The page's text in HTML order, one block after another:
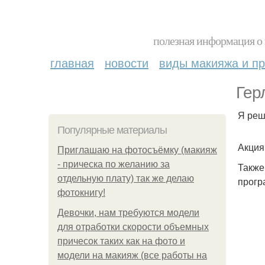
полезная информация
главная новости виды макияжа и
Популярные материалы
Приглашаю на фотосъёмку (макияж
- прическа по желанию за
отдельную плату) так же делаю
фотокнигу!
Девочки, нам требуются модели
для отработки скорости объемных
причесок таких как на фото и
модели на макияж (все работы на
Я